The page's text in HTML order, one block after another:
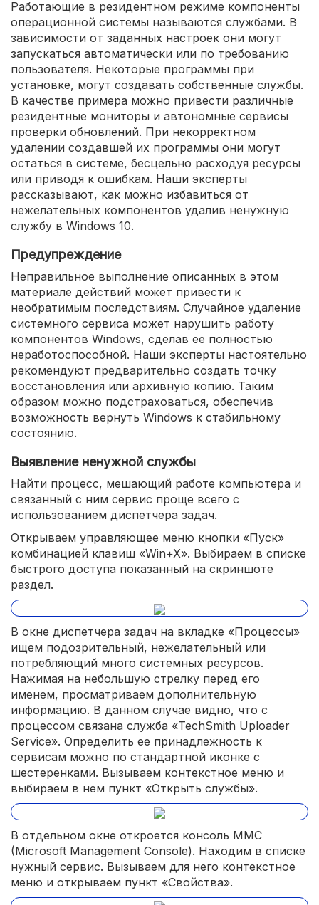
Работающие в резидентном режиме компоненты
операционной системы называются службами. В
зависимости от заданных настроек они могут
запускаться автоматически или по требованию
пользователя. Некоторые программы при
установке, могут создавать собственные службы.
В качестве примера можно привести различные
резидентные мониторы и автономные сервисы
проверки обновлений. При некорректном
удалении создавшей их программы они могут
остаться в системе, бесцельно расходуя ресурсы
или приводя к ошибкам. Наши эксперты
рассказывают, как можно избавиться от
нежелательных компонентов удалив ненужную
службу в Windows 10.
Предупреждение
Неправильное выполнение описанных в этом
материале действий может привести к
необратимым последствиям. Случайное удаление
системного сервиса может нарушить работу
компонентов Windows, сделав ее полностью
неработоспособной. Наши эксперты настоятельно
рекомендуют предварительно создать точку
восстановления или архивную копию. Таким
образом можно подстраховаться, обеспечив
возможность вернуть Windows к стабильному
состоянию.
Выявление ненужной службы
Найти процесс, мешающий работе компьютера и
связанный с ним сервис проще всего с
использованием диспетчера задач.
Открываем управляющее меню кнопки «Пуск»
комбинацией клавиш «Win+X». Выбираем в списке
быстрого доступа показанный на скриншоте
раздел.
В окне диспетчера задач на вкладке «Процессы»
ищем подозрительный, нежелательный или
потребляющий много системных ресурсов.
Нажимая на небольшую стрелку перед его
именем, просматриваем дополнительную
информацию. В данном случае видно, что с
процессом связана служба «TechSmith Uploader
Service». Определить ее принадлежность к
сервисам можно по стандартной иконке с
шестеренками. Вызываем контекстное меню и
выбираем в нем пункт «Открыть службы».
В отдельном окне откроется консоль MMC
(Microsoft Management Console). Находим в списке
нужный сервис. Вызываем для него контекстное
меню и открываем пункт «Свойства».